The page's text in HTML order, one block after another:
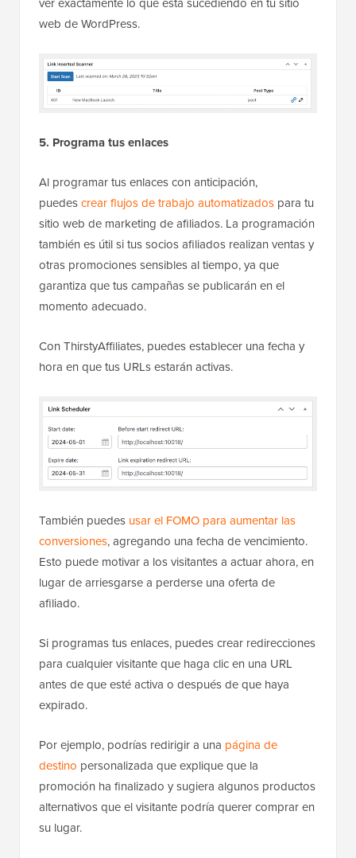
web de WordPress.
5. Programa tus enlaces
Al programar tus enlaces con anticipación,
puedescrear flujos de trabajo automatizados para tu
sitio web de marketing de afiliados. La programación
también es útil si tus socios afiliados realizan ventas y
otras promociones sensibles al tiempo, ya que
garantiza que tus campañas se publicarán en el
momento adecuado.
Con ThirstyAffiliates, puedes establecer una fecha y
hora en que tus URLs estarán activas.
También puedes usar el FOMO para aumentar las
conversiones, agregando una fecha de vencimiento.
Esto puede motivar a los visitantes a actuar ahora, en
lugar de arriesgarse a perderse una oferta de
afiliado.
Si programas tus enlaces, puedes crear redirecciones
para cualquier visitante que haga clic en una URL
antes de que esté activa o después de que haya
expirado.
Por ejemplo, podrías redirigir a una página de
destino personalizada que explique que la
promoción ha finalizado y sugiera algunos productos
alternativos que el visitante podría querer comprar en
su lugar.